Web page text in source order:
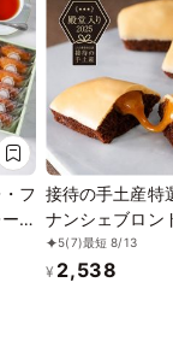
フ
ヌ
接待の手土産特
ナンシェブロン
メル5個セット
2026
5(7)最短 8/13
¥ 2,538